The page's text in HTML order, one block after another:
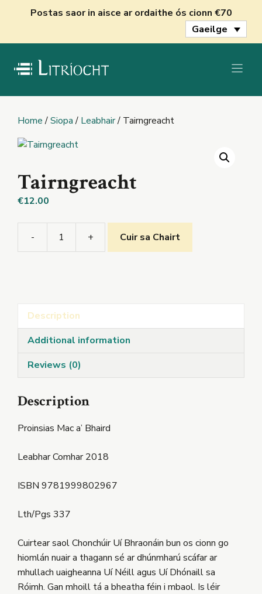
Postas saor in aisce ar ordaithe ós cionn €70
Gaeilge
Home/Siopa/ Leabhair/ Tairngreacht
Tairngreacht
€12.00
-
Tairngreacht
+ Cuir sa Chairt
Description
Additional information
Reviews (0)
Description
Proinsias Mac a’ Bhaird
Leabhar Comhar 2018
ISBN 9781999802967
Lth/Pgs 337
Cuirtear saol Chonchúir Uí Bhraonáin bun os cionn go
hiomlán nuair a thagann sé ar dhúnmharú scáfar ar
mhullach uaigheanna Uí Néill agus Uí Dhónaill sa
Róimh. Gan mhoill tá a bheatha féin i mbaol. Is léir